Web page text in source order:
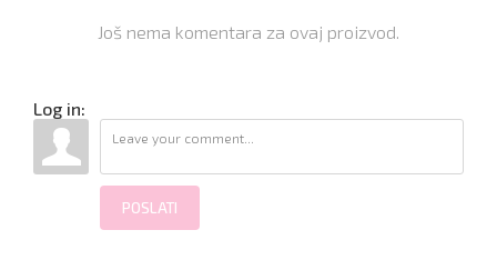
Još nema komentara za ovaj proizvod.
Log in:
POSLATI